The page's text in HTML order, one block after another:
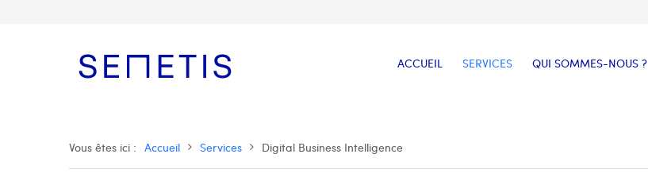
ACCUEIL SERVICES QUI SOMMES-NOUS ?
Vous êtes ici : Accueil Services Digital Business Intelligence